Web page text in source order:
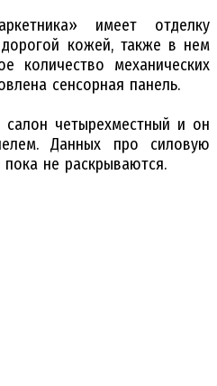
имеет отделку
кожей, также в нем
количество механических
сенсорная панель.
четырехместный и он
Данных про силовую
пока не раскрываются.